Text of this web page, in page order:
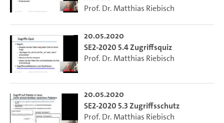
Prof. Dr. Matthias Riebisch
20.05.2020
SE2-2020 5.4 Zugriffsquiz
Prof. Dr. Matthias Riebisch
20.05.2020
SE2-2020 5.3 Zugriffsschutz
Prof. Dr. Matthias Riebisch